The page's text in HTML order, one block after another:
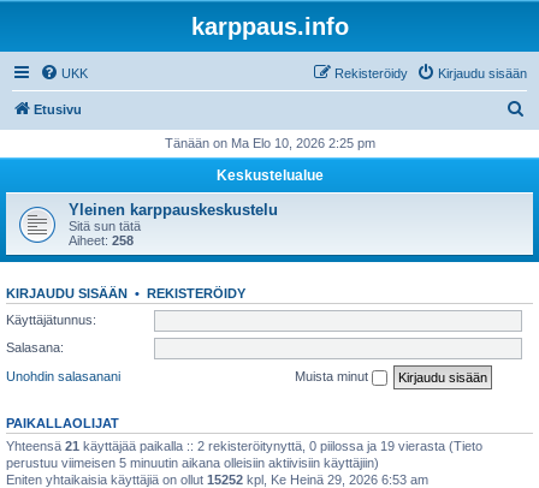
karppaus.info
UKK Kirjaudu sisään
Rekisteröidy
Etusivu
i
Tänään on Ma Elo 10, 2026 2:25 pm
Keskustelualue
Yleinen karppauskeskustelu
Sitä sun tätä
Aiheet: 258
KIRJAUDU SISÄÄN • REKISTERÖIDY
Käyttäjätunnus:
Salasana:
Unohdin salasanani
Muista minut
PAIKALLAOLIJAT
Yhteensä 21 käyttäjää paikalla :: 2 rekisteröitynyttä, 0 piilossa ja 19 vierasta (Tieto
perustuu viimeisen 5 minuutin aikana olleisiin aktiivisiin käyttäjiin)
Eniten yhtaikaisia käyttäjiä on ollut 15252 kpl, Ke Heinä 29, 2026 6:53 am